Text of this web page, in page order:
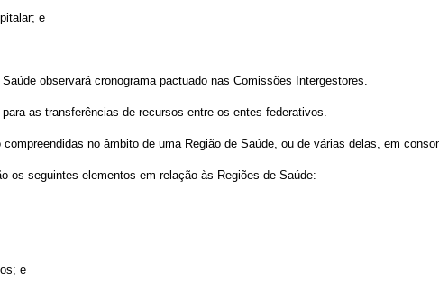
e
observará cronograma pactuado nas Comissões Intergestores.
as transferências de recursos entre os entes federativos.
no âmbito de uma Região de Saúde, ou de várias delas, em
os seguintes elementos em relação às Regiões de Saúde:
e